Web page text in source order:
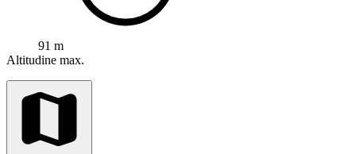
91 m
Altitudine max.